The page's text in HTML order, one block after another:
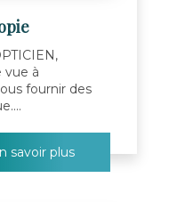
vue à
fournir des
savoir plus